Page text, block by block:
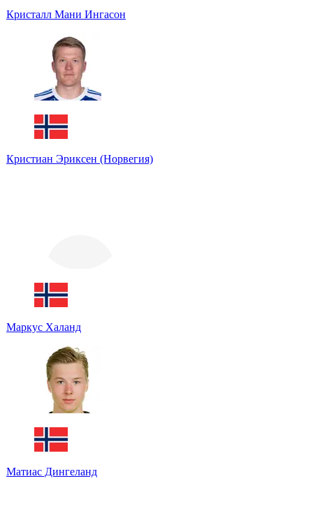
Кристалл Мани Ингасон
Кристиан Эриксен (Норвегия)
Маркус Халанд
Матиас Дингеланд